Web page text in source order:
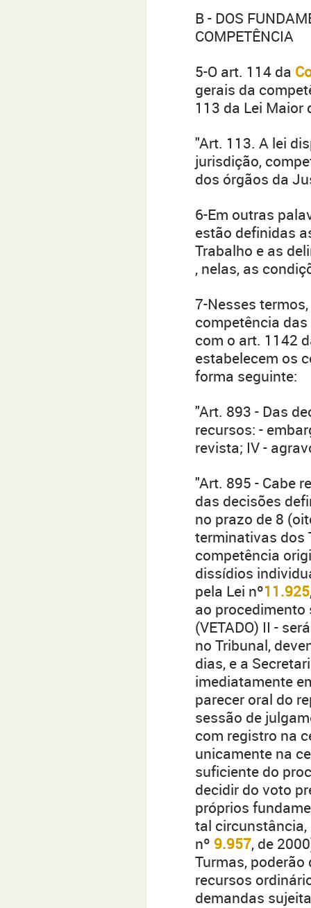
B - DOS
COMPETÊNCIA
5-O art. 114 da
gerais da
113 da Lei Maior
"Art. 113. A lei
jurisdição,
dos órgãos da
6-Em outras
estão definidas
Trabalho e as
, nelas, as
7-Nesses
competência
com o art. 1142
estabelecem os
forma seguinte:
"Art. 893 - Das
recursos: -
revista; IV -
"Art. 895 - Cabe
das decisões
no prazo de 8
terminativas dos
competência
dissídios
pela Lei nº11.925
ao procedimento
(VETADO) II -
no Tribunal,
dias, e a
imediatamente
parecer oral do
sessão de
com registro na
unicamente na
suficiente do
decidir do voto
próprios
tal circunstância,
nº 9.957, de
Turmas,
recursos
demandas